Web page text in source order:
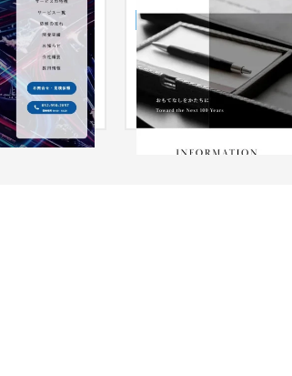
万円
会社。起業に
だきました。1
企業サイト インテリア・雑貨